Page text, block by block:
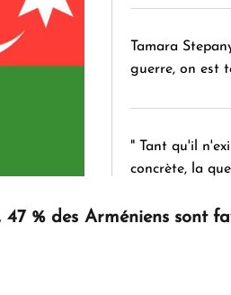
Tamara
guerre, on est
" Tant qu'il
concrète, la
% des Arméniens sont